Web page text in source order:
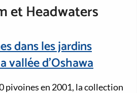
et Headwaters
dans les jardins
vallée d’Oshawa
pivoines en 2001, la collection